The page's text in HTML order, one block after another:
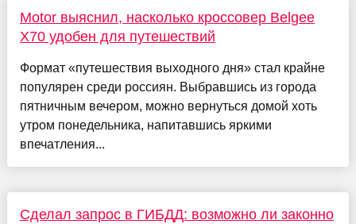
Motor выяснил, насколько кроссовер Belgee
X70 удобен для путешествий
Формат «путешествия выходного дня» стал крайне
популярен среди россиян. Выбравшись из города
пятничным вечером, можно вернуться домой хоть
утром понедельника, напитавшись яркими
впечатления...
Сделал запрос в ГИБДД: возможно ли законно